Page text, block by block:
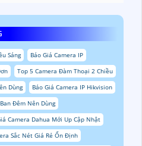
Sáng
Báo Giá Camera IP
Top 5 Camera Đàm Thoại 2 Chiều
Dùng
Báo Giá Camera IP Hikvision
Đêm Nên Dùng
Camera Dahua Mới Up Cập Nhật
Sắc Nét Giá Rẻ Ổn Định